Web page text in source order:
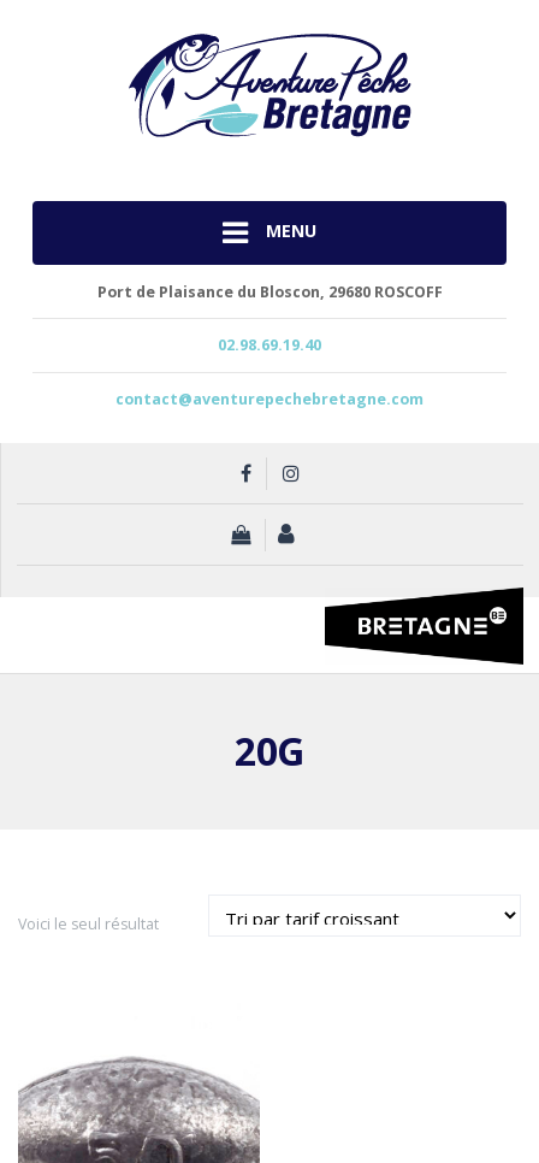
MENU
Port de Plaisance du Bloscon, 29680 ROSCOFF
02.98.69.19.40
contact@aventurepechebretagne.com
20G
Voici le seul résultat